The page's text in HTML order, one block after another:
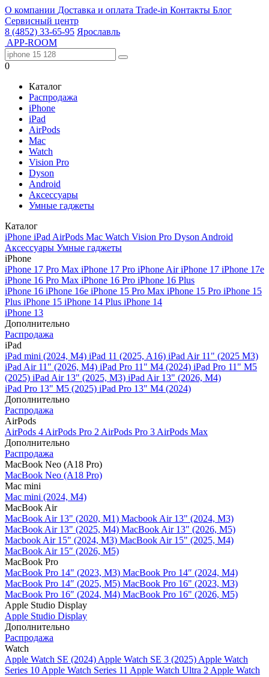
О компании Доставка и оплата Trade-in Контакты Блог
Сервисный центр
8 (4852) 33-65-95 Ярославль
APP-ROOM
0
Каталог
Распродажа
iPhone
iPad
AirPods
Mac
Watch
Vision Pro
Dyson
Android
Аксессуары
Умные гаджеты
Каталог
iPhone iPad AirPods Mac Watch Vision Pro Dyson Android
Аксессуары Умные гаджеты
iPhone
iPhone 17 Pro Max iPhone 17 Pro iPhone AiriPhone 17 iPhone 17e
iPhone 16 Pro Max iPhone 16 Pro iPhone 16 Plus
iPhone 16 iPhone 16e iPhone 15 Pro Max iPhone 15 Pro iPhone 15
Plus iPhone 15 iPhone 14 Plus iPhone 14
iPhone 13
Дополнительно
Распродажа
iPad
iPad mini (2024, M4) iPad 11 (2025, A16) iPad Air 11" (2025 M3)
iPad Air 11" (2026, M4) iPad Pro 11" M4 (2024) iPad Pro 11" M5
(2025) iPad Air 13" (2025, M3) iPad Air 13" (2026, M4)
iPad Pro 13" M5 (2025) iPad Pro 13" M4 (2024)
Дополнительно
Распродажа
AirPods
AirPods 4 AirPods Pro 2 AirPods Pro 3 AirPods Max
Дополнительно
Распродажа
MacBook Neo (A18 Pro)
MacBook Neo (A18 Pro)
Mac mini
Mac mini (2024, M4)
MacBook Air
MacBook Air 13" (2020, M1) Macbook Air 13" (2024, M3)
MacBook Air 13" (2025, M4) MacBook Air 13″ (2026, M5)
Macbook Air 15" (2024, M3) MacBook Air 15" (2025, M4)
MacBook Air 15″ (2026, M5)
MacBook Pro
MacBook Pro 14" (2023, M3) MacBook Pro 14″ (2024, M4)
MacBook Pro 14″ (2025, M5) MacBook Pro 16" (2023, M3)
MacBook Pro 16″ (2024, M4) MacBook Pro 16" (2026, M5)
Apple Studio Display
Apple Studio Display
Дополнительно
Распродажа
Watch
Apple Watch SE (2024) Apple Watch SE 3 (2025) Apple Watch
Series 10 Apple Watch Series 11 Apple Watch Ultra 2 Apple Watch